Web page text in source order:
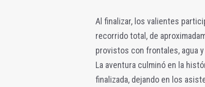
Al finalizar, los valientes
recorrido total, de
provistos con frontales, agua
La aventura culminó en la
finalizada, dejando en los